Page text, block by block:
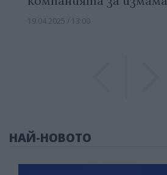
19.04.2025 / 13:00
НАЙ-НОВОТО